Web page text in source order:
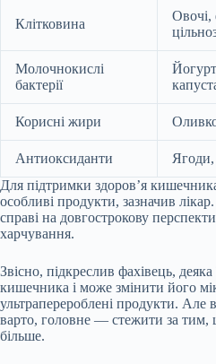
Клітковина
Овочі,
Молочнокислі
бактерії
Корисні жири
Антиоксиданти
Ягоди,
Для підтримки здоров’я
особливі продукти, зазначив
справі на довгострокову
харчування.
Звісно, підкреслив фахівець,
кишечника і може змінити його
ультраперероблені продукти. Але
варто, головне — стежити за тим,
більше.